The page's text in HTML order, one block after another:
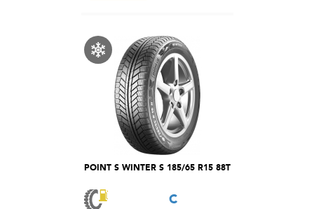
POINT S WINTER S 185/65 R15 88T
C